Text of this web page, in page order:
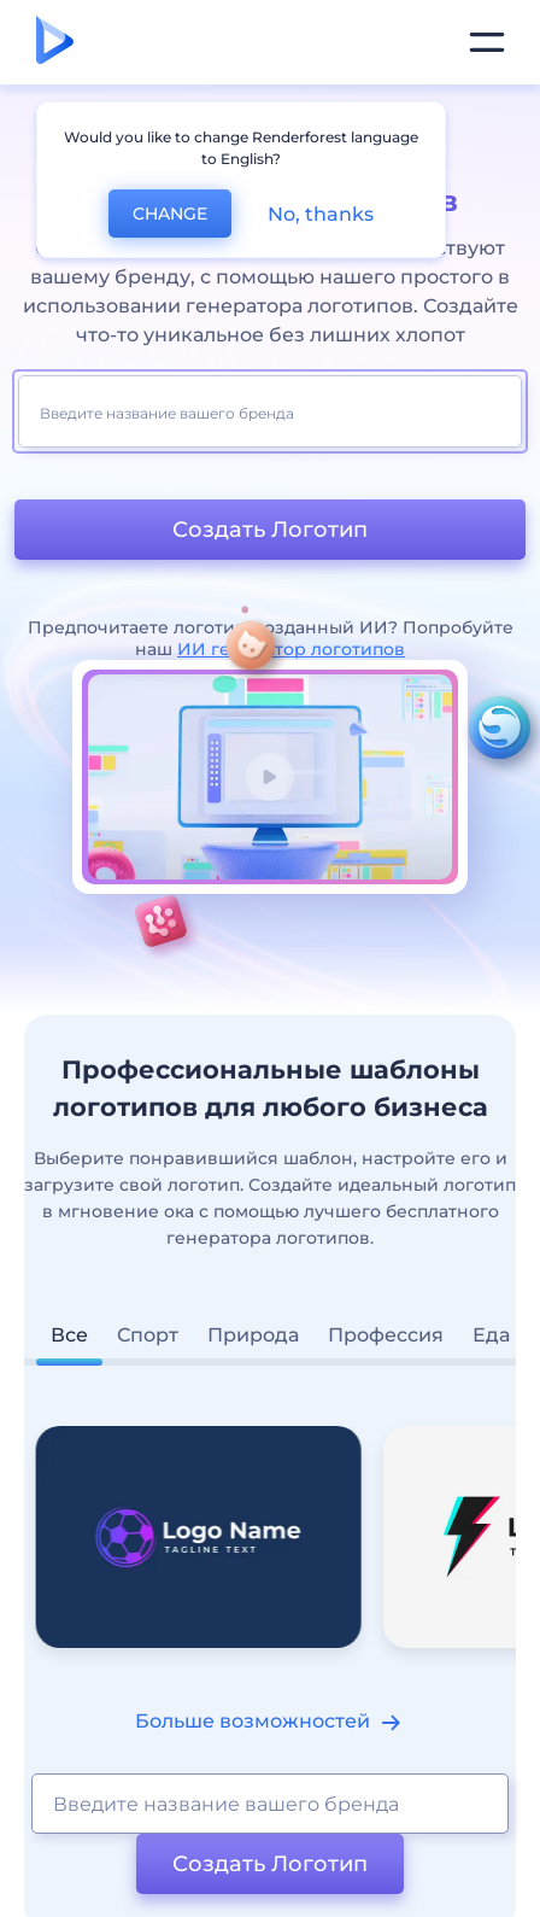
Бесплатный онлайн
Конструктор логотипов
Создавайте логотипы, которые соответствуют
вашему бренду, с помощью нашего простого в
использовании генератора логотипов. Создайте
что-то уникальное без лишних хлопот
Создать Логотип
Предпочитаете логотип, созданный ИИ? Попробуйте
наш ИИ генератор логотипов
Профессиональные шаблоны
логотипов для любого бизнеса
Выберите понравившийся шаблон, настройте его и
загрузите свой логотип. Создайте идеальный логотип
в мгновение ока с помощью лучшего бесплатного
генератора логотипов.
Все Спорт Природа Профессия Еда и
Больше возможностей
Создать Логотип
Would you like to change Renderforest language
to English?
CHANGE No, thanks